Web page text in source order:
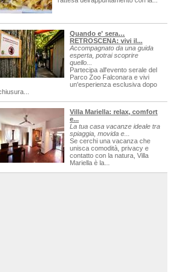
Quando e' sera…
RETROSCENA: vivi il...
Accompagnato da una guida
esperta, potrai scoprire
quello...
Partecipa all'evento serale del
Parco Zoo Falconara e vivi
un'esperienza esclusiva dopo
Villa Mariella: relax, comfort
e...
La tua casa vacanze ideale tra
spiaggia, movida e...
Se cerchi una vacanza che
unisca comodità, privacy e
contatto con la natura, Villa
Mariella è la...